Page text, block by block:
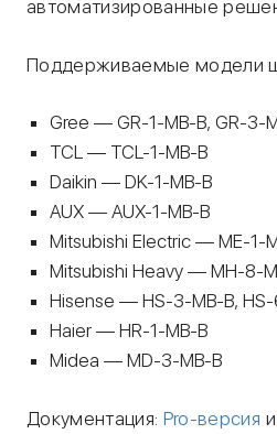
автоматизированные
Поддерживаемые модели
Gree — GR-1-MB-B, GR-3-
TCL — TCL-1-MB-B
Daikin — DK-1-MB-B
AUX — AUX-1-MB-B
Mitsubishi Electric — ME-1-
Mitsubishi Heavy — MH-8-
Hisense — HS-3-MB-B,
Haier — HR-1-MB-B
Midea — MD-3-MB-B
Документация: Pro-версия